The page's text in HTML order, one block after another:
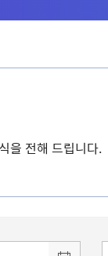
을 전해 드립니다.